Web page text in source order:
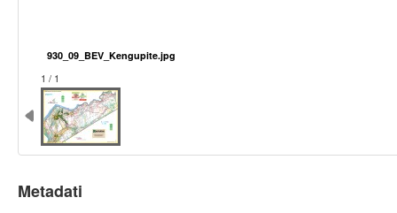
930_09_BEV_Kengupite.jpg
1 / 1
Metadati